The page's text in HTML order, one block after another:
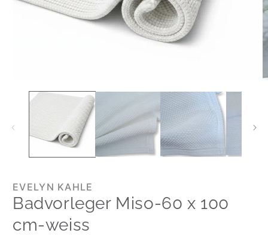
EVELYN KAHLE
Badvorleger Miso-60 x 100
cm-weiss